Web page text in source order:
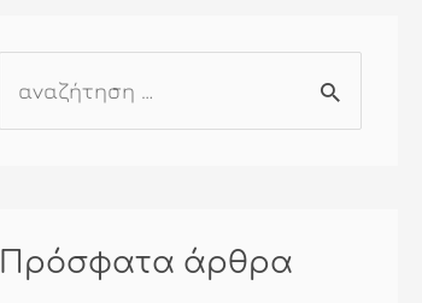
ή
Πρόσφατα άρθρα